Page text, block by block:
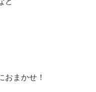
おまかせ！